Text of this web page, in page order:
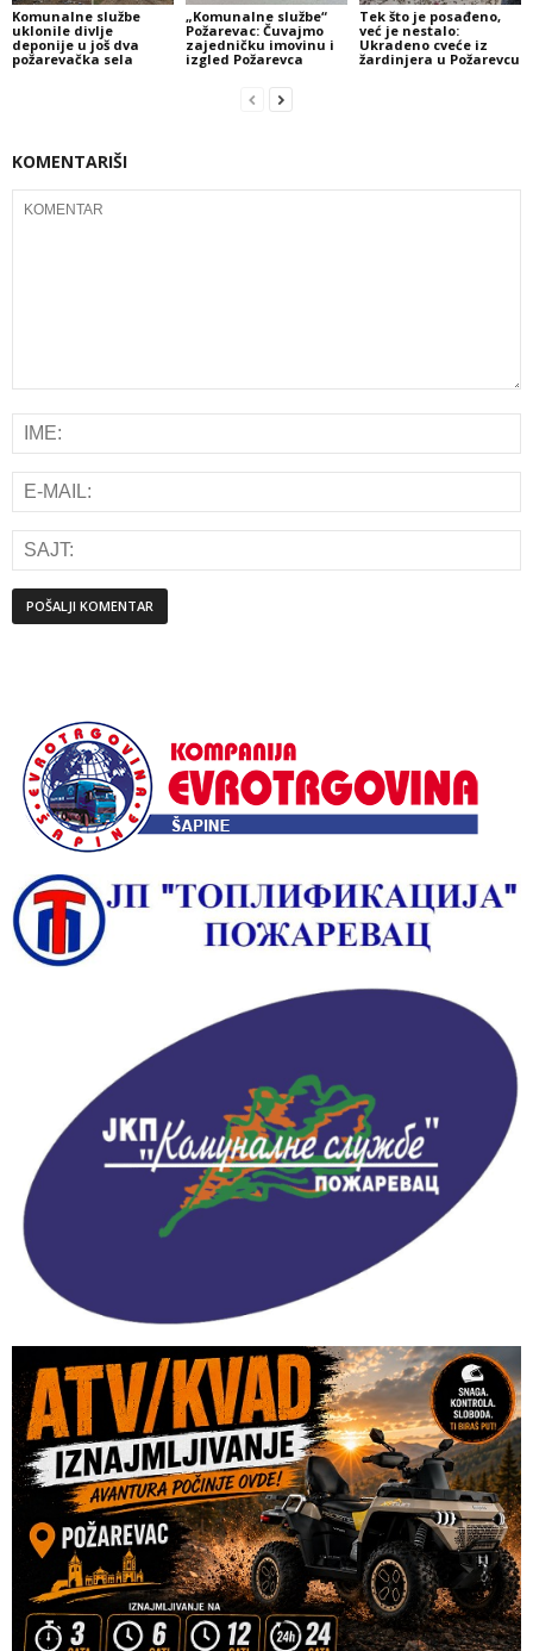
Komunalne službe
uklonile divlje
deponije u još dva
požarevačka sela
„Komunalne službe“
Požarevac: Čuvajmo
zajedničku imovinu i
izgled Požarevca
Tek što je posađeno,
već je nestalo:
Ukradeno cveće iz
žardinjera u Požarevcu
KOMENTARIŠI